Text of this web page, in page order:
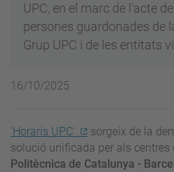
UPC, en el marc de l'acte
persones guardonades de
Grup UPC i de les entitats
16/10/2025
'Horaris UPC'
sorgeix de la
solució unificada per als centres
Politècnica de Catalunya -